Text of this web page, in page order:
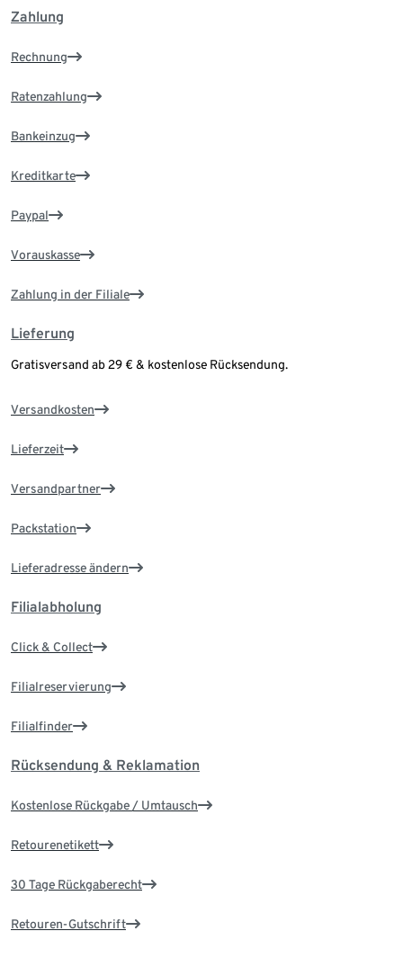
Zahlung
Rechnung
Ratenzahlung
Bankeinzug
Kreditkarte
Paypal
Vorauskasse
Zahlung in der Filiale
Lieferung
Gratisversand ab 29 € & kostenlose Rücksendung.
Versandkosten
Lieferzeit
Versandpartner
Packstation
Lieferadresse ändern
Filialabholung
Click & Collect
Filialreservierung
Filialfinder
Rücksendung & Reklamation
Kostenlose Rückgabe / Umtausch
Retourenetikett
30 Tage Rückgaberecht
Retouren-Gutschrift